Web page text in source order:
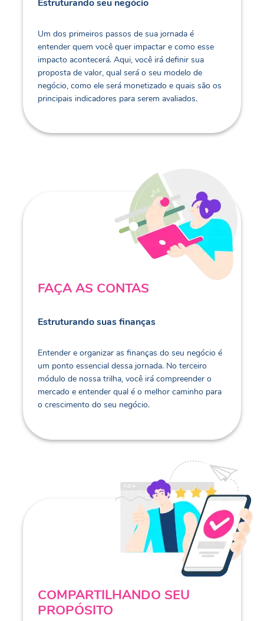
Estruturando seu negócio
Um dos primeiros passos de sua jornada é
entender quem você quer impactar e como esse
impacto acontecerá. Aqui, você irá definir sua
proposta de valor, qual será o seu modelo de
negócio, como ele será monetizado e quais são os
principais indicadores para serem avaliados.
FAÇA AS CONTAS
Estruturando suas finanças
Entender e organizar as finanças do seu negócio é
um ponto essencial dessa jornada. No terceiro
módulo de nossa trilha, você irá compreender o
mercado e entender qual é o melhor caminho para
o crescimento do seu negócio.
COMPARTILHANDO SEU
PROPÓSITO